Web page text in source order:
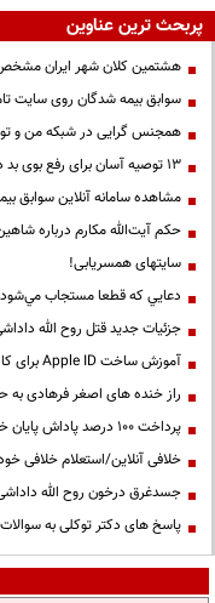
پربحث ترین عناوین
هشتمین کلان شهر ایران
سوابق بیمه شدگان روی سایت
همجنس گرایی در شبکه من و تو
13 توصیه آسان برای رفع بوی بد دهان
مشاهده سامانه آنلاين سوابق
حكم آيت‌الله مكارم درباره
سایتهای همسریابی!
دعايي كه قطعا مستجاب مي‌شود
جزئیات جدید قتل روح الله
آموزش ساخت Apple ID برای کاربران ایرانی
راز خنده های اصغر فرهادی به
پرداخت ۱۰۰ درصد پاداش پایان خدمت فرهنگیان
خلافی آنلاین/استعلام خلافی
جسدغرق درخون روح الله
پاسخ های دکتر توکلی به